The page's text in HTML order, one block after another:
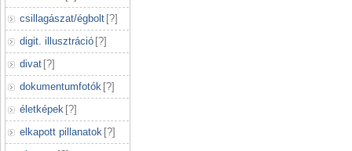
csillagászat/égbolt [?]
digit. illusztráció [?]
divat [?]
dokumentumfotók [?]
életképek [?]
elkapott pillanatok [?]